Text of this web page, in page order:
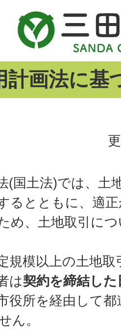
計画法に基
(国土法)では、土
るとともに、適
め、土地取引に
規模以上の土地
は契約を締結し
役所を経由して
ん。